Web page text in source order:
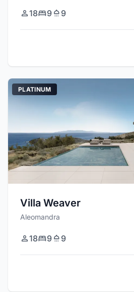
18 9 9
PLATINUM
Villa Weaver
Aleomandra
18 9 9